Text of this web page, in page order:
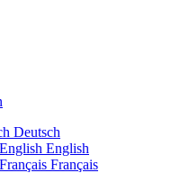
Deutsch
English
Français